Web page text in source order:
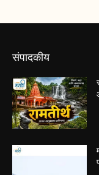
संपादकीय